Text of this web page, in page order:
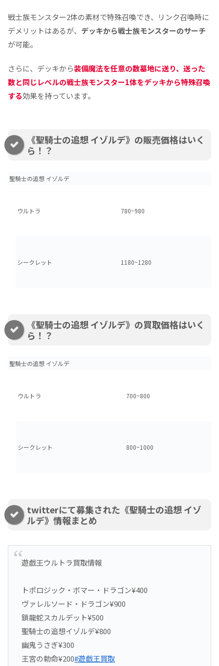
戦士族モンスター2体の素材で特殊召喚でき、リンク召喚時に
デメリットはあるが、 デッキから戦士族モンスターのサーチ
が可能。
さらに、デッキから装備魔法を任意の数墓地に送り、送った
数と同じレベルの戦士族モンスター1体をデッキから特殊召喚
する効果を持っています。
《聖騎士の追想 イゾルデ》の販売価格はいく
ら！？
聖騎士の追想 イゾルデ
ウルトラ 780~980
シークレット 1180~1280
《聖騎士の追想 イゾルデ》の買取価格はいく
ら！？
聖騎士の追想 イゾルデ
ウルトラ 700~800
シークレット 800~1000
twitterにて募集された《聖騎士の追想 イゾ
ルデ》情報まとめ
遊戯王ウルトラ買取情報
トポロジック・ボマー・ドラゴン¥400
ヴァレルソード・ドラゴン¥900
鎖龍蛇スカルデット¥500
聖騎士の追想イゾルデ¥800
幽鬼うさぎ¥300
王宮の勅命¥200#遊戯王買取